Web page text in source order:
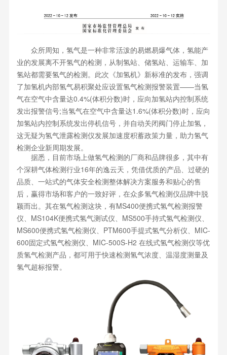
众所周知，氢气是一种非常活泼的易燃易爆气体，氢能产
业的发展离不开氢气的检测，从制氢站、储氢站、运输车、加
氢站都需要氢气的检测。此次《加氢机》新标准的发布，强调
了加氢机内部氢气易积聚处应设置氢气检测报警装置——当氢
气在空气中含量达0.4%(体积分数)时，应向加氢站内控制系统
发出报警信号;当氢气在空气中含量达1.6%(体积分数)时，应向
加氢站内控制系统发出停机信号，并自动关闭阀门停止加氢，
这无疑为氢气泄露检测仪发展加速度积蓄政策力量，助力氢气
检测企业新周期发展。
据悉，目前市场上做氢气检测的厂商和品牌很多，其中有
个深耕气体检测行业16年的逸云天，凭借优质的产品、过硬的
品质、一站式的气体安全检测整体解决方案服务和贴心的售
后，赢得市场和客户的一致好评，在众多氢气检测仪品牌中脱
颖而出。其在氢气检测这块，有MS400便携式氢气检测报警
仪、MS104K便携式氢气测试仪、MS500手持式氢气检测仪、
MS600便携式氢气检测仪、PTM600手提式氢气分析仪、MIC-
600固定式氢气检测仪、MIC-500S-H2 在线式氢气检测仪等优
质氢气检测产品，都可用于快速检测氢气浓度、温湿度测量及
氢气超标报警。